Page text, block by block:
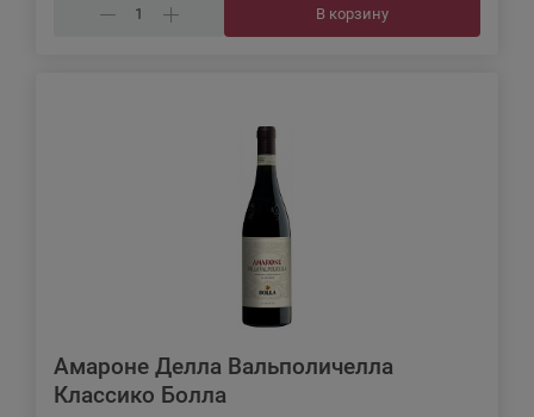
В корзину
Амароне Делла Вальполичелла
Классико Болла